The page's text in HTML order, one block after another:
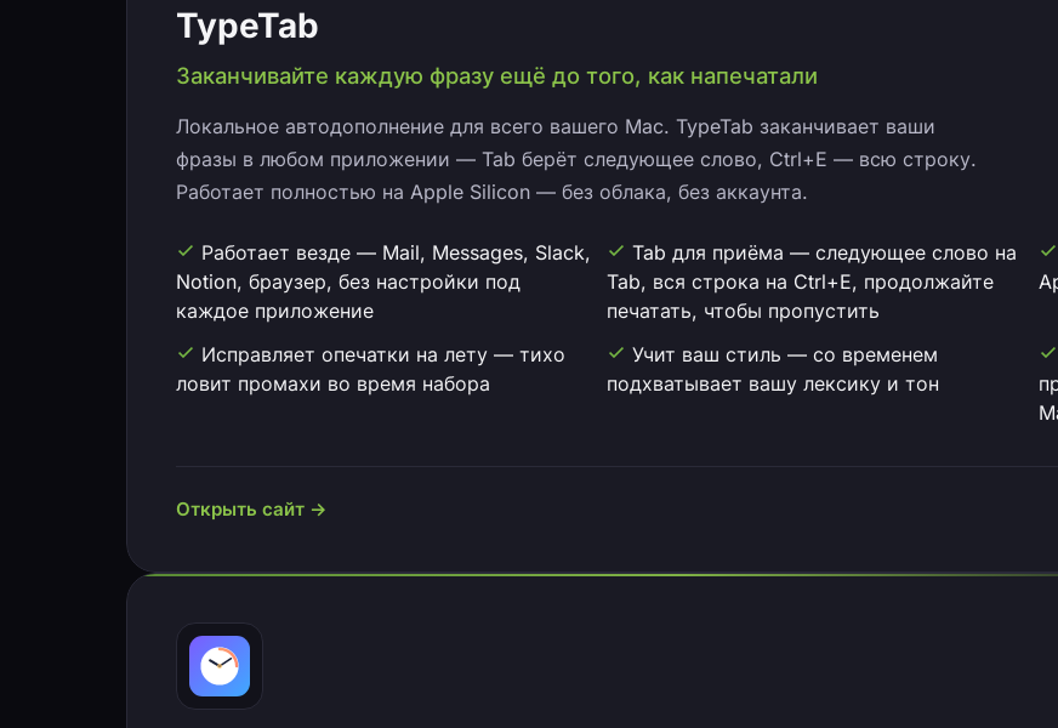
TypeTab
Заканчивайте каждую фразу ещё до того, как напечатали
Локальное автодополнение для всего вашего Mac. TypeTab заканчивает ваши
фразы в любом приложении — Tab берёт следующее слово, Ctrl+E — всю строку.
Работает полностью на Apple Silicon — без облака, без аккаунта.
Работает везде — Mail, Messages, Slack,
Notion, браузер, без настройки под
каждое приложение
Tab для приёма — следующее слово на
Tab, вся строка на Ctrl+E, продолжайте
печатать, чтобы пропустить
Исправляет опечатки на лету — тихо
ловит промахи во время набора
Учит ваш стиль — со временем
подхватывает вашу лексику и тон
Открыть сайт →